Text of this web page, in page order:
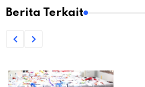
Berita Terkait